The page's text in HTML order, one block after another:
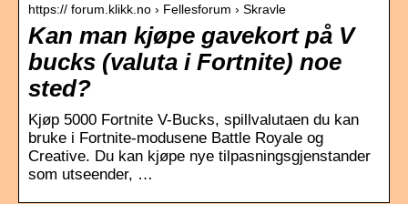
https:// forum.klikk.no › Fellesforum › Skravle
Kan man kjøpe gavekort på V
bucks (valuta i Fortnite) noe
sted?
Kjøp 5000 Fortnite V-Bucks, spillvalutaen du kan
bruke i Fortnite-modusene Battle Royale og
Creative. Du kan kjøpe nye tilpasningsgjenstander
som utseender, …